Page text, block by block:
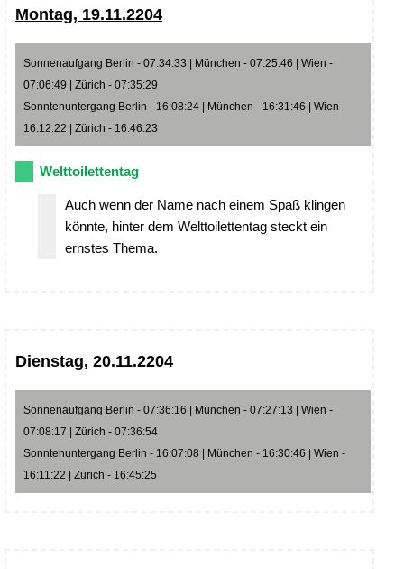
Montag, 19.11.2204
Sonnenaufgang Berlin - 07:34:33 | München - 07:25:46 | Wien -
07:06:49 | Zürich - 07:35:29
Sonntenuntergang Berlin - 16:08:24 | München - 16:31:46 | Wien -
16:12:22 | Zürich - 16:46:23
Welttoilettentag
Auch wenn der Name nach einem Spaß klingen
könnte, hinter dem Welttoilettentag steckt ein
ernstes Thema.
Dienstag, 20.11.2204
Sonnenaufgang Berlin - 07:36:16 | München - 07:27:13 | Wien -
07:08:17 | Zürich - 07:36:54
Sonntenuntergang Berlin - 16:07:08 | München - 16:30:46 | Wien -
16:11:22 | Zürich - 16:45:25